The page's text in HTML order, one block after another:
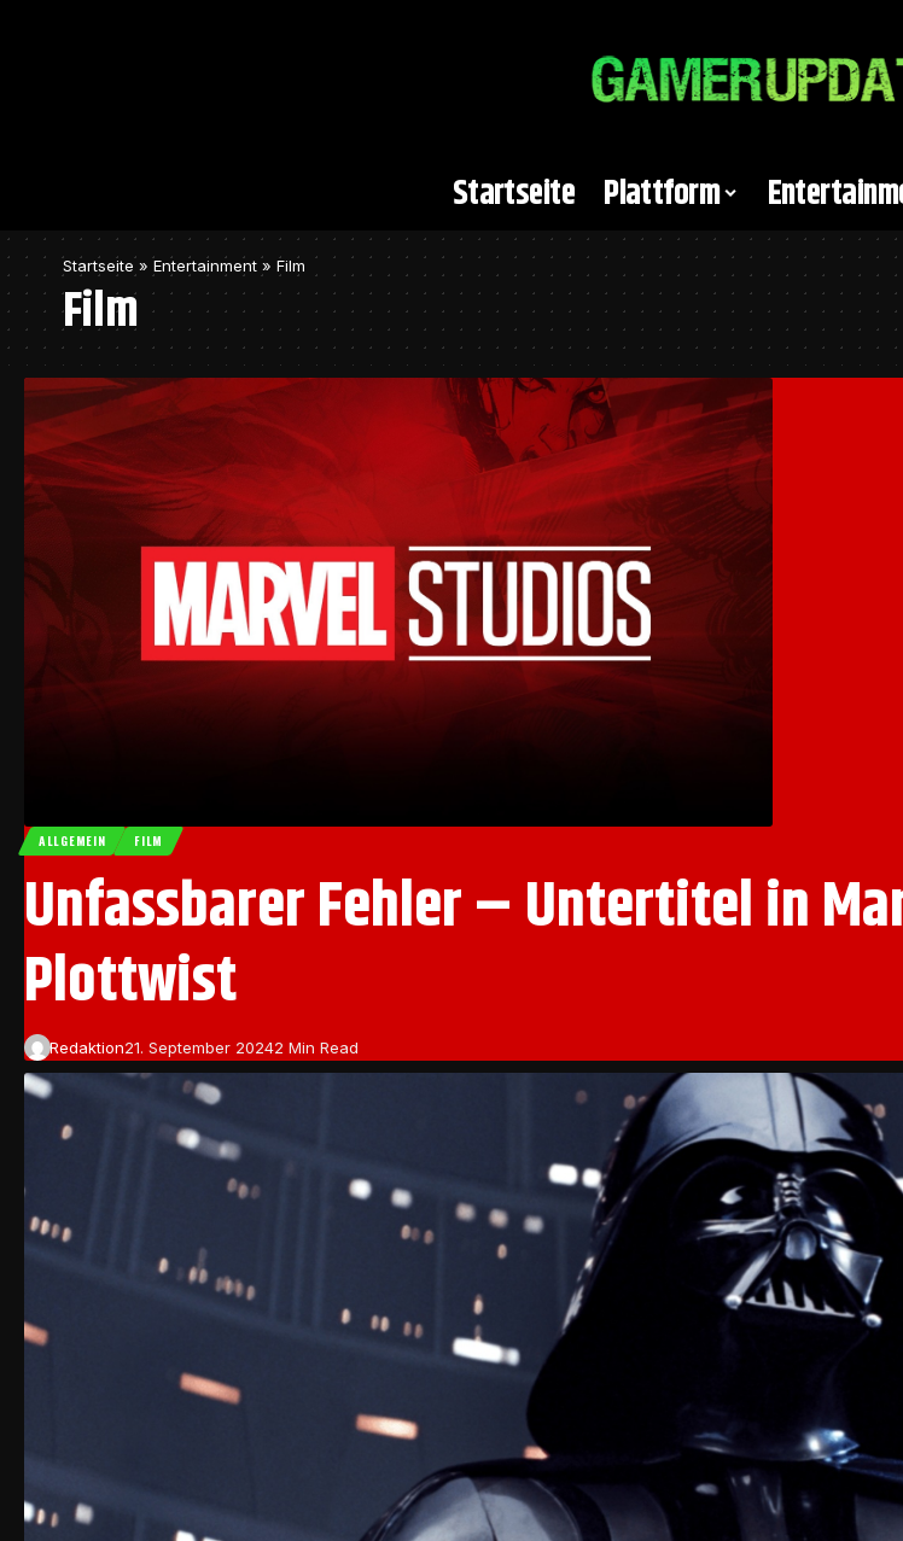
Startseite Plattform
Startseite » Entertainment » Film
Film
ALLGEMEIN FILM
Unfassbarer Fehler – Untertitel in
Plottwist
Redaktion21. September 20242 Min Read